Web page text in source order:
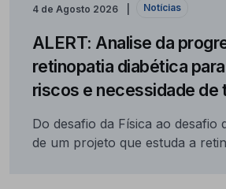
4 de Agosto 2026 Notícias
ALERT: Analise da
retinopatia diabética
riscos e necessidade de
Do desafio da Física ao desafio
de um projeto que estuda a